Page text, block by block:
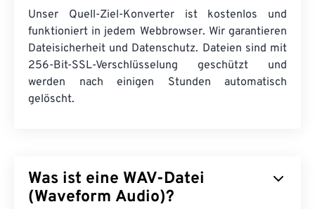
Unser Quell-Ziel-Konverter ist kostenlos und
funktioniert in jedem Webbrowser. Wir garantieren
Dateisicherheit und Datenschutz. Dateien sind mit
256-Bit-SSL-Verschlüsselung geschützt und
werden nach einigen Stunden automatisch
gelöscht.
Was ist eine WAV-Datei
(Waveform Audio)?